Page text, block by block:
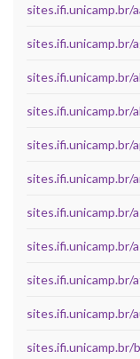
sites.ifi.unicamp.br/
sites.ifi.unicamp.br/
sites.ifi.unicamp.br/
sites.ifi.unicamp.br/
sites.ifi.unicamp.br/
sites.ifi.unicamp.br/
sites.ifi.unicamp.br/
sites.ifi.unicamp.br/
sites.ifi.unicamp.br/
sites.ifi.unicamp.br/